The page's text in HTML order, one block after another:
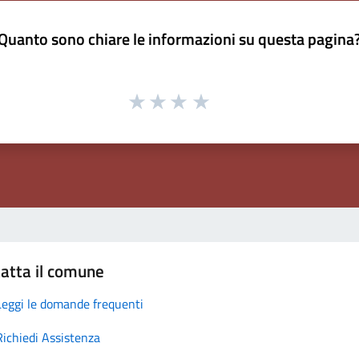
sono chiare le informazioni su questa
il comune
le domande frequenti
Assistenza